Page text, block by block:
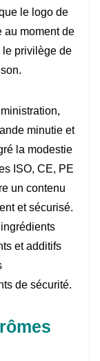
le logo de
au moment de
le privilège de
minutie et
la modestie
ISO, CE, PE
un contenu
et sécurisé.
et additifs
de sécurité.